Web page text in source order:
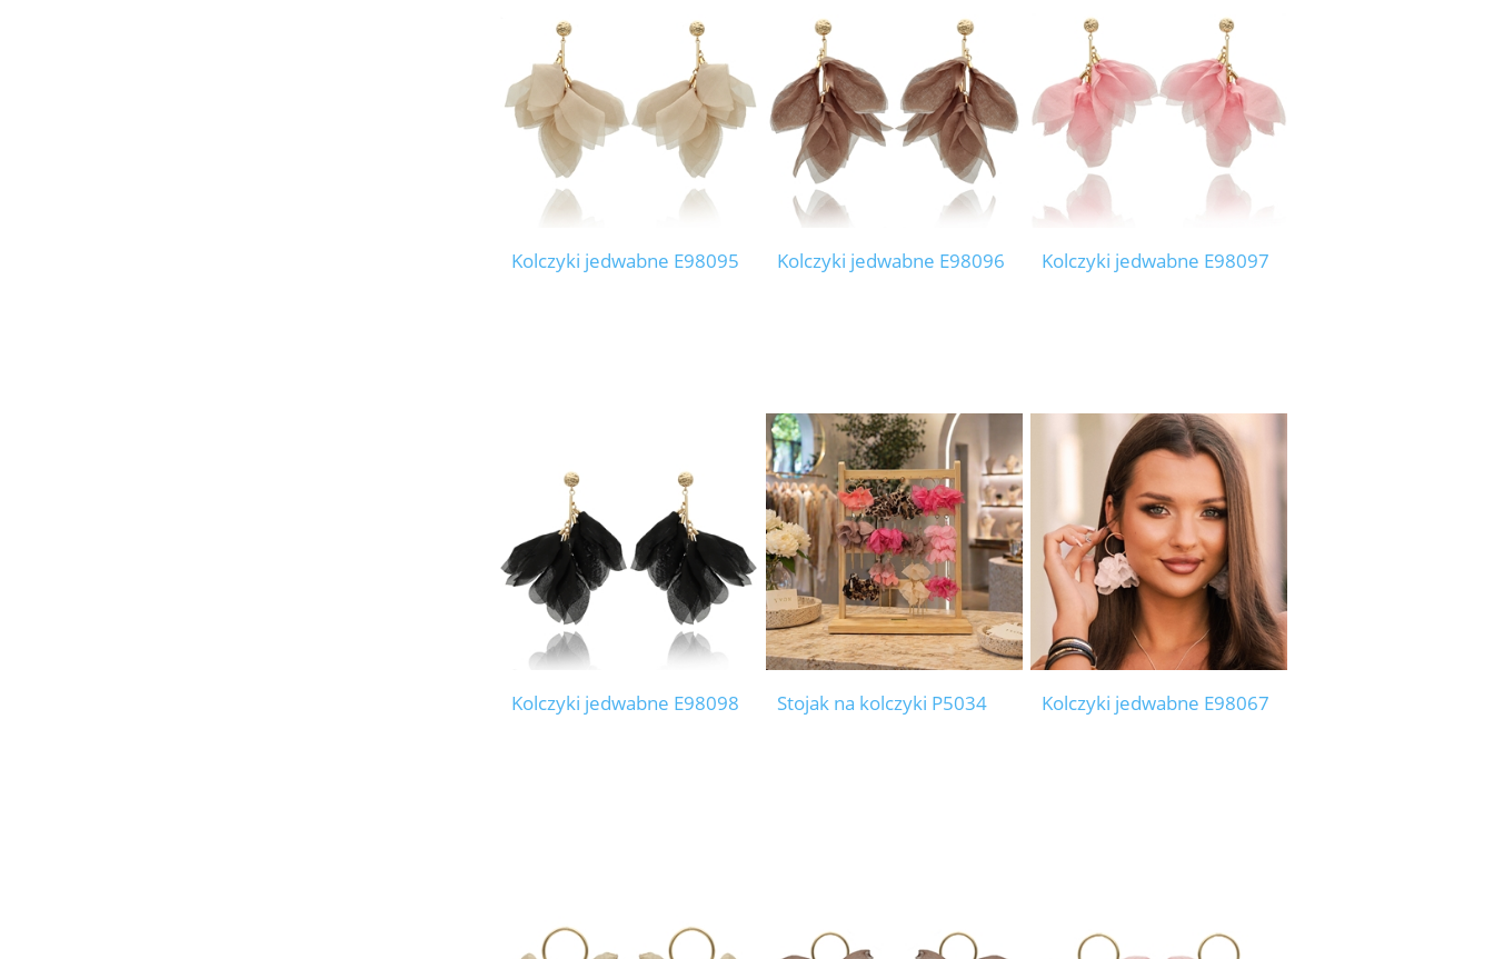
Kolczyki jedwabne E98095 Kolczyki jedwabne E98096 Kolczyki jedwabne E98097
Kolczyki jedwabne E98098 Stojak na kolczyki P5034 Kolczyki jedwabne E98067